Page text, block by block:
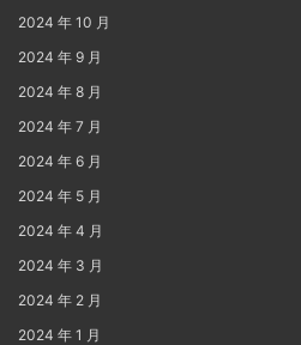
2024 年 10 月
2024 年 9 月
2024 年 8 月
2024 年 7 月
2024 年 6 月
2024 年 5 月
2024 年 4 月
2024 年 3 月
2024 年 2 月
2024 年 1 月